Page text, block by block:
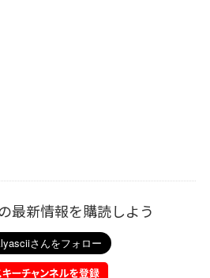
最新情報を購読しよう